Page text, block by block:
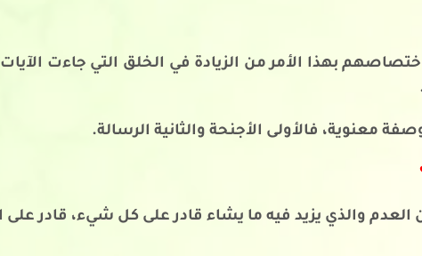
بهذا الأمر من الزيادة في الخلق التي جاءت
فالأولى الأجنحة والثانية الرسالة.
العدم والذي يزيد فيه ما يشاء قادر على كل شيء، قادر على